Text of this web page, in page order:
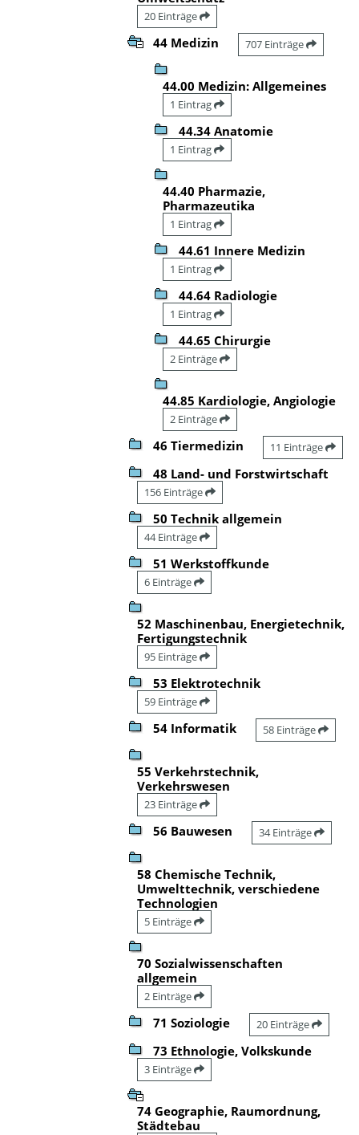
20 Einträge
44 Medizin 707 Einträge
44.00 Medizin: Allgemeines
1 Eintrag
44.34 Anatomie
1 Eintrag
44.40 Pharmazie,
Pharmazeutika
1 Eintrag
44.61 Innere Medizin
1 Eintrag
44.64 Radiologie
1 Eintrag
44.65 Chirurgie
2 Einträge
44.85 Kardiologie, Angiologie
2 Einträge
46 Tiermedizin 11 Einträge
48 Land- und Forstwirtschaft
156 Einträge
50 Technik allgemein
44 Einträge
51 Werkstoffkunde
6 Einträge
52 Maschinenbau, Energietechnik,
Fertigungstechnik
95 Einträge
53 Elektrotechnik
59 Einträge
54 Informatik 58 Einträge
55 Verkehrstechnik,
Verkehrswesen
23 Einträge
56 Bauwesen 34 Einträge
58 Chemische Technik,
Umwelttechnik, verschiedene
Technologien
5 Einträge
70 Sozialwissenschaften
allgemein
2 Einträge
71 Soziologie 20 Einträge
73 Ethnologie, Volkskunde
3 Einträge
74 Geographie, Raumordnung,
Städtebau